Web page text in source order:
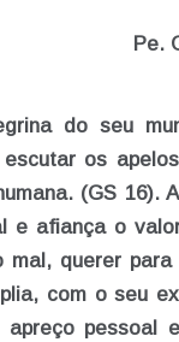
Pe.
do seu
os
(GS 16).
e afiança o
mal, querer
com o seu
apreço pessoal